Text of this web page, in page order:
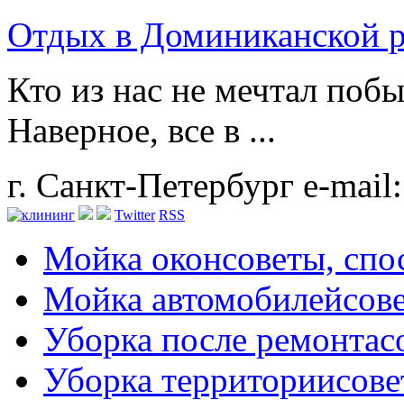
Отдых в Доминиканской
Кто из нас не мечтал
Наверное, все в ...
г. Санкт-Петербург e-
Twitter RSS
Мойка оконсоветы,
Мойка автомобилей
Уборка после ремонта
Уборка территории